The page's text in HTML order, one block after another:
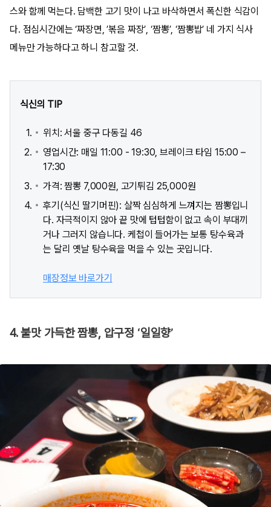
스와 함께 먹는다. 담백한 고기 맛이 나고 바삭하면서 폭신한 식감이
다. 점심시간에는 ‘짜장면, ’볶음 짜장’, ‘짬뽕’, ‘짬뽕밥’ 네 가지 식사
메뉴만 가능하다고 하니 참고할 것.
식신의 TIP
위치: 서울 중구 다동길 46
영업시간: 매일 11:00 - 19:30, 브레이크 타임 15:00 –
17:30
가격: 짬뽕 7,000원, 고기튀김 25,000원
후기(식신 딸기머핀): 살짝 심심하게 느껴지는 짬뽕입니
다. 자극적이지 않아 끝 맛에 텁텁함이 없고 속이 부대끼
거나 그러지 않습니다. 케첩이 들어가는 보통 탕수육과
는 달리 옛날 탕수육을 먹을 수 있는 곳입니다.
매장정보 바로가기
4. 불맛 가득한 짬뽕, 압구정 ‘일일향’